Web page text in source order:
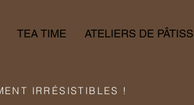
TEA TIME ATELIERS DE
IRRÉSISTIBLES !